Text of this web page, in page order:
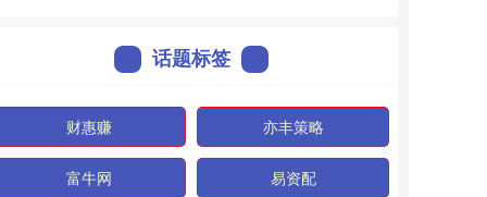
话题标签
财惠赚 亦丰策略
富牛网 易资配